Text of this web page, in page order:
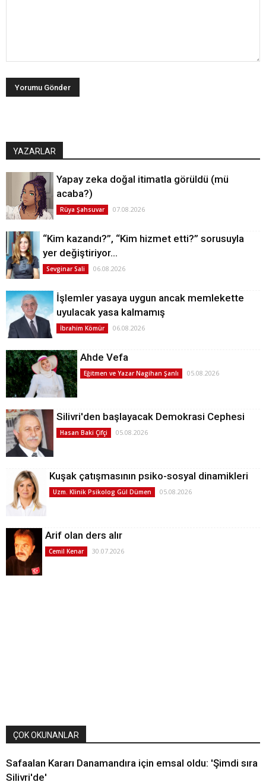
YAZARLAR
Yapay zeka doğal itimatla görüldü (mü
acaba?)
Rüya Şahsuvar 07.08.2026
“Kim kazandı?”, “Kim hizmet etti?” sorusuyla
yer değiştiriyor…
Sevginar Sali 06.08.2026
İşlemler yasaya uygun ancak memlekette
uyulacak yasa kalmamış
İbrahim Kömür 06.08.2026
Ahde Vefa
Eğitmen ve Yazar Nagihan Şanlı 05.08.2026
Silivri'den başlayacak Demokrasi Cephesi
Hasan Baki Çifçi 05.08.2026
Kuşak çatışmasının psiko-sosyal dinamikleri
Uzm. Klinik Psikolog Gül Dümen 05.08.2026
Arif olan ders alır
Cemil Kenar 30.07.2026
ÇOK OKUNANLAR
Safaalan Kararı Danamandıra için emsal oldu: 'Şimdi sıra
Silivri'de'